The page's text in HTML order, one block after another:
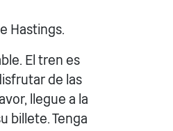
Hastings.
El tren es
de las
llegue a la
billete. Tenga